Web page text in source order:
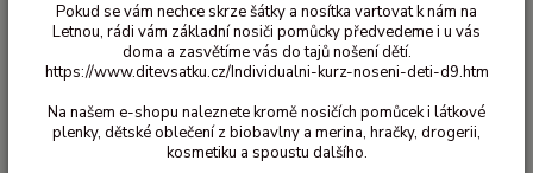
Nejnovější Nejlevnější Nejdražší
strana z 1
Pokud se vám nechce skrze šátky a nosítka vartovat k nám na
Letnou, rádi vám základní nosiči pomůcky předvedeme i u vás
doma a zasvětíme vás do tajů nošení dětí.
https://www.ditevsatku.cz/Individualni-kurz-noseni-deti-d9.htm
Na našem e-shopu naleznete kromě nosičích pomůcek i látkové
plenky, dětské oblečení z biobavlny a merina, hračky, drogerii,
kosmetiku a spoustu dalšího.